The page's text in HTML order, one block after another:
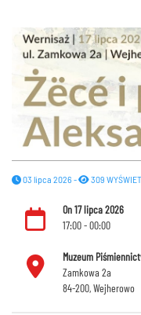
03 lipca 2026 - 309
On 17 lipca 2026
17:00 - 00:00
Muzeum
Zamkowa 2a
84-200, Wejherowo